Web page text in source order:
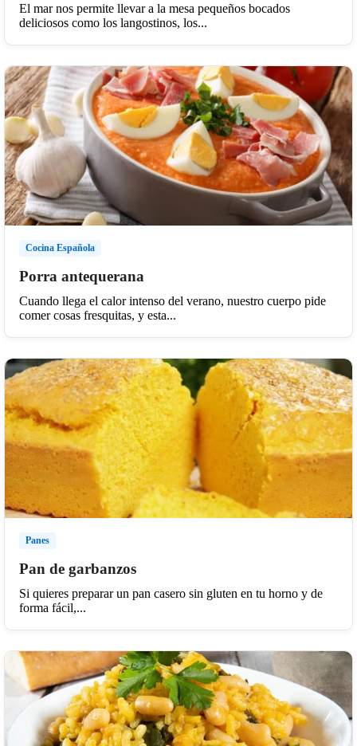
El mar nos permite llevar a la mesa pequeños bocados
deliciosos como los langostinos, los...
Cocina Española
Porra antequerana
Cuando llega el calor intenso del verano, nuestro cuerpo pide
comer cosas fresquitas, y esta...
Panes
Pan de garbanzos
Si quieres preparar un pan casero sin gluten en tu horno y de
forma fácil,...